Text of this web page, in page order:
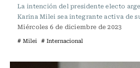
La intención del presidente electo
Karina Milei sea integrante activa de
Miércoles 6 de diciembre de 2023
# Milei # Internacional